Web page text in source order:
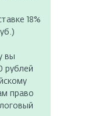
18%
вы
рублей
право